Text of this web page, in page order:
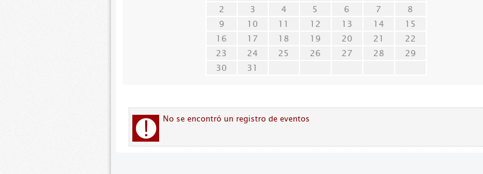
2
3 4 5 6 7
8
9
10 11 12 13 14
15
16
17 18 19 20 21
22
23
24 25 26 27 28
29
30
31
No se encontró un registro de eventos